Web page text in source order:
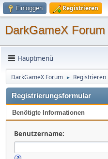
Einloggen Registrieren
DarkGameX Forum
Hauptmenü
DarkGameX Forum ► Registrieren
Registrierungsformular
Benötigte Informationen
Benutzername: